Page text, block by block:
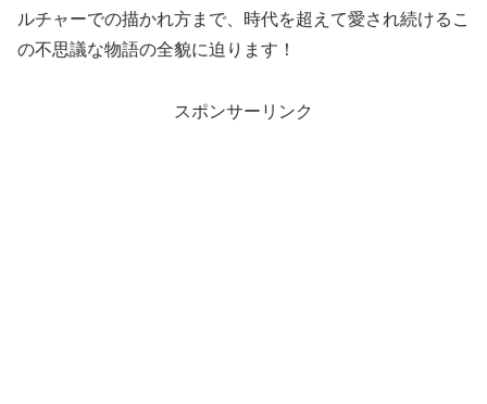
ルチャーでの描かれ方まで、時代を超えて愛され続けるこ
の不思議な物語の全貌に迫ります！
スポンサーリンク